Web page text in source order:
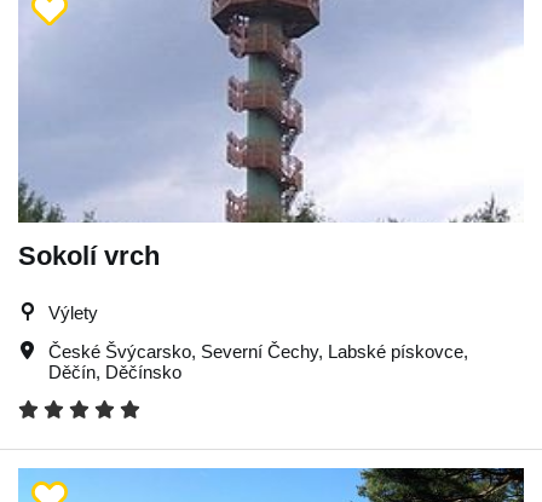
Sokolí vrch
Výlety
České Švýcarsko, Severní Čechy, Labské pískovce,
Děčín, Děčínsko